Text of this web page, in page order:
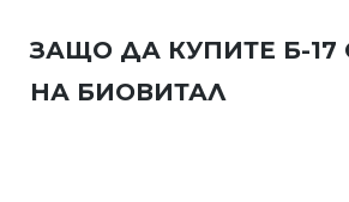
ЗАЩО ДА КУПИТЕ Б-17
НА БИОВИТАЛ